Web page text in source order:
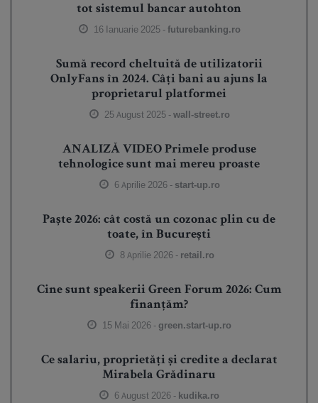
tot sistemul bancar autohton
16 Ianuarie 2025 -futurebanking.ro
Sumă record cheltuită de utilizatorii
OnlyFans în 2024. Câți bani au ajuns la
proprietarul platformei
25 August 2025 -wall-street.ro
ANALIZĂ VIDEO Primele produse
tehnologice sunt mai mereu proaste
6 Aprilie 2026 - start-up.ro
Paște 2026: cât costă un cozonac plin cu de
toate, în București
8 Aprilie 2026 - retail.ro
Cine sunt speakerii Green Forum 2026: Cum
finanțăm?
15 Mai 2026 - green.start-up.ro
Ce salariu, proprietăți și credite a declarat
Mirabela Grădinaru
6 August 2026 - kudika.ro